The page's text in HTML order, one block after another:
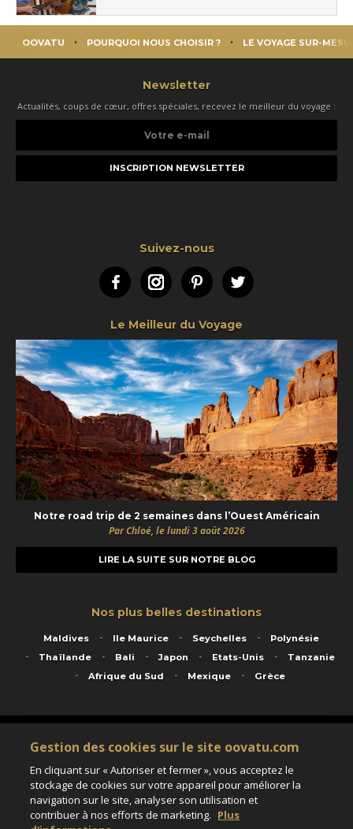
OOVATU POURQUOI NOUS CHOISIR ? LE VOYAGE SUR-
Newsletter
Actualités, coups de cœur, offres spéciales, recevez le meilleur du voyage :
e-
Suivez-nous
FacebookInstagramPinterestTwitter
Le Meilleur du Voyage
Notre road trip de 2 semaines dans l’Ouest Américain
Par Chloé, le lundi 3 août 2026
LIRE LA SUITE SUR NOTRE BLOG
Nos plus belles destinations
Maldives Ile Maurice Seychelles
Polynésie
Thaïlande
Bali Japon Etats-Unis
Tanzanie
Afrique du Sud
Mexique Grèce
Service animé par Nautil Voyages - 22 rue Georges Picquart 75017 Paris - S.A.S
au capital de 155 696 euros - RCS Paris B 423 671 973 - Code APE 7911Z
Matricule Atout France IM075100020 - Garantie financière Groupama - Agrément IATA
Assurance responsabilité civile et professionnelle HISCOX RCP0081066
Gestion des cookies sur le site oovatu.com
En cliquant sur « Autoriser et fermer », vous acceptez le
stockage de cookies sur votre appareil pour améliorer la
navigation sur le site, analyser son utilisation et
contribuer à nos efforts de marketing. Plus